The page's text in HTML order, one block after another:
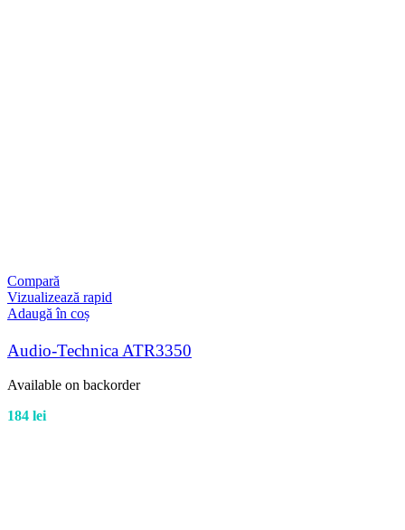
Compară
Vizualizează rapid
Adaugă în coș
Audio-Technica ATR3350
Available on backorder
184 lei